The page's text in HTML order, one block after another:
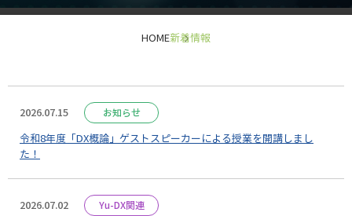
HOME新着情報
2026.07.15 お知らせ
令和8年度「DX概論」ゲストスピーカーによる授業を開講しまし
た！
2026.07.02 Yu-DX関連